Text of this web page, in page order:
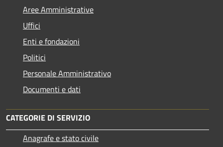
Aree Amministrative
Uffici
Enti e fondazioni
Politici
Personale Amministrativo
Documenti e dati
CATEGORIE DI SERVIZIO
Anagrafe e stato civile